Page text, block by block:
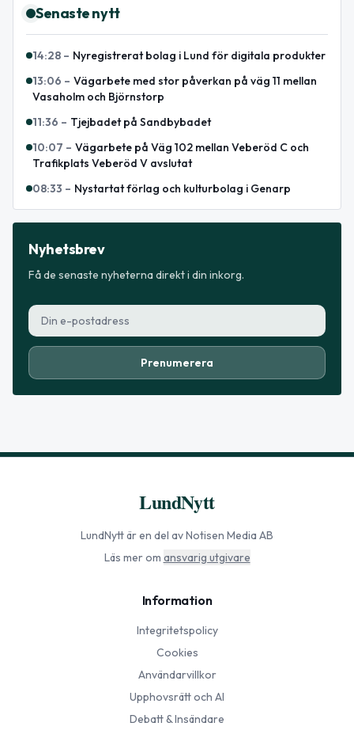
Senaste nytt
14:28 – Nyregistrerat bolag i Lund för digitala produkter
13:06 – Vägarbete med stor påverkan på väg 11 mellan
Vasaholm och Björnstorp
11:36 – Tjejbadet på Sandbybadet
10:07 – Vägarbete på Väg 102 mellan Veberöd C och
Trafikplats Veberöd V avslutat
08:33 – Nystartat förlag och kulturbolag i Genarp
Nyhetsbrev
Få de senaste nyheterna direkt i din inkorg.
Prenumerera
LundNytt
LundNyttär en del av Notisen Media AB
Läs mer om ansvarig utgivare
Information
Integritetspolicy
Cookies
Användarvillkor
Upphovsrätt och AI
Debatt & Insändare